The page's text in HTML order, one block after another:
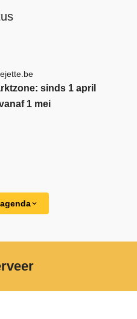
sinds 1 april
1 mei